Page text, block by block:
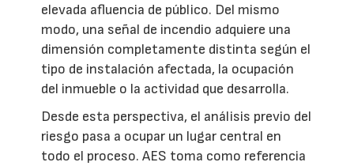
elevada afluencia de público. Del mismo
modo, una señal de incendio adquiere una
dimensión completamente distinta según el
tipo de instalación afectada, la ocupación
del inmueble o la actividad que desarrolla.
Desde esta perspectiva, el análisis previo del
riesgo pasa a ocupar un lugar central en
todo el proceso. AES toma como referencia